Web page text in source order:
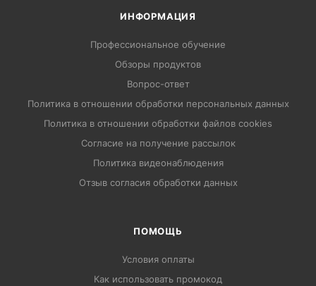
ИНФОРМАЦИЯ
Профессиональное обучение
Обзоры продуктов
Вопрос-ответ
Политика в отношении обработки персональных данных
Политика в отношении обработки файлов cookies
Согласие на получение рассылок
Политика видеонаблюдения
Отзыв согласия обработки данных
ПОМОЩЬ
Условия оплаты
Как использовать промокод